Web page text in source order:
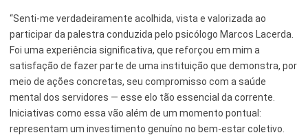
“Senti-me verdadeiramente acolhida, vista e valorizada ao
participar da palestra conduzida pelo psicólogo Marcos Lacerda.
Foi uma experiência significativa, que reforçou em mim a
satisfação de fazer parte de uma instituição que demonstra, por
meio de ações concretas, seu compromisso com a saúde
mental dos servidores — esse elo tão essencial da corrente.
Iniciativas como essa vão além de um momento pontual:
representam um investimento genuíno no bem-estar coletivo.